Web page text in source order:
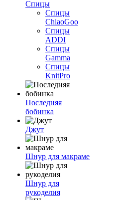
Спицы
Спицы
ChiaoGoo
Спицы
ADDI
Спицы
Gamma
Спицы
KnitPro
Последняя
бобинка
Джут
Шнур для макраме
Шнур для
рукоделия